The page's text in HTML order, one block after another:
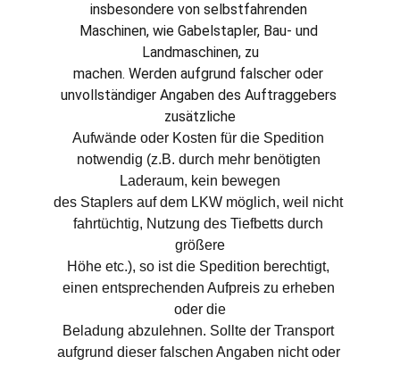
insbesondere von selbstfahrenden
Maschinen, wie Gabelstapler, Bau- und
Landmaschinen, zu
machen. Werden aufgrund falscher oder
unvollständiger Angaben des Auftraggebers
zusätzliche
Aufwände oder Kosten für die Spedition
notwendig (z.B. durch mehr benötigten
Laderaum, kein bewegen
des Staplers auf dem LKW möglich, weil nicht
fahrtüchtig, Nutzung des Tiefbetts durch
größere
Höhe etc.), so ist die Spedition berechtigt,
einen entsprechenden Aufpreis zu erheben
oder die
Beladung abzulehnen. Sollte der Transport
aufgrund dieser falschen Angaben nicht oder